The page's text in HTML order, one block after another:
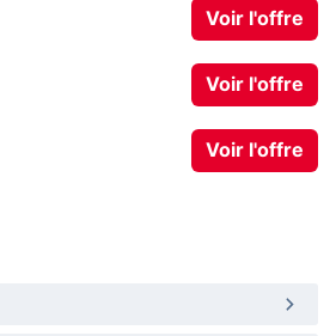
Voir l'offre
Voir l'offre
Voir l'offre